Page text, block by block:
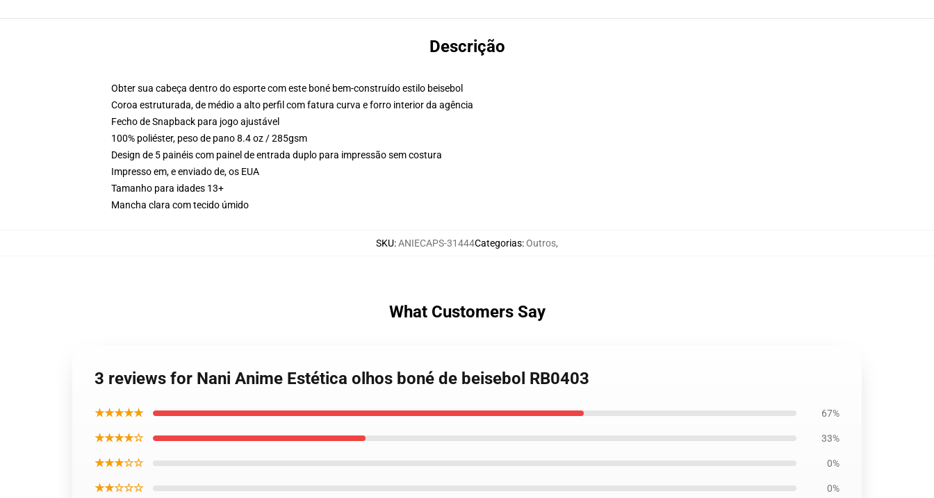
Descrição
Obter sua cabeça dentro do esporte com este boné bem-construído estilo beisebol
Coroa estruturada, de médio a alto perfil com fatura curva e forro interior da agência
Fecho de Snapback para jogo ajustável
100% poliéster, peso de pano 8.4 oz / 285gsm
Design de 5 painéis com painel de entrada duplo para impressão sem costura
Impresso em, e enviado de, os EUA
Tamanho para idades 13+
Mancha clara com tecido úmido
SKU:ANIECAPS-31444Categorias:Outros,
What Customers Say
3 reviews for Nani Anime Estética olhos boné de beisebol RB0403
★★★★★ 67%
★★★★☆ 33%
★★★☆☆ 0%
★★☆☆☆ 0%